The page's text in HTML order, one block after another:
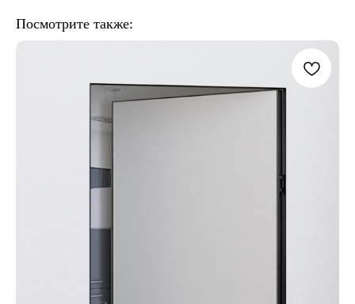
Посмотрите также: